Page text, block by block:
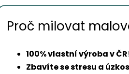
Proč milovat
100% vlastní výroba v
Zbavíte se stresu a